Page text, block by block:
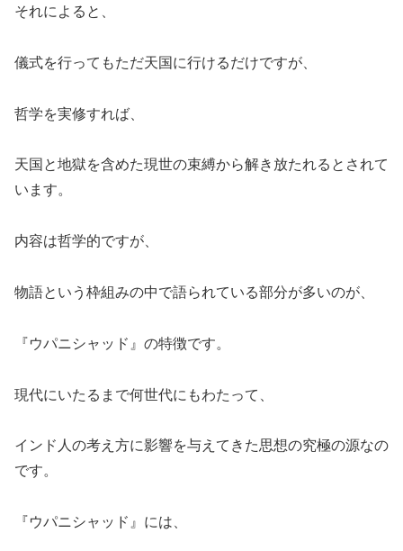
それによると、
儀式を行ってもただ天国に行けるだけですが、
哲学を実修すれば、
天国と地獄を含めた現世の束縛から解き放たれるとされて
います。
内容は哲学的ですが、
物語という枠組みの中で語られている部分が多いのが、
『ウパニシャッド』の特徴です。
現代にいたるまで何世代にもわたって、
インド人の考え方に影響を与えてきた思想の究極の源なの
です。
『ウパニシャッド』には、